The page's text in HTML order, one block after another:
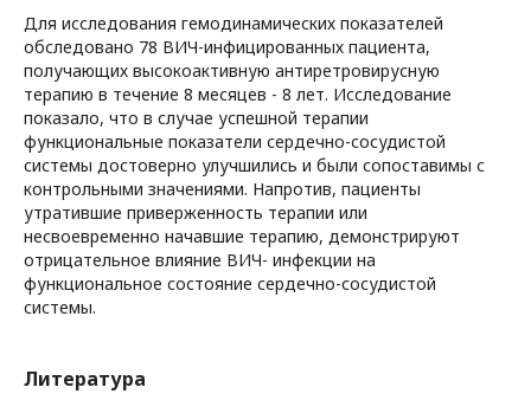
Для исследования гемодинамических показателей
обследовано 78 ВИЧ-инфицированных пациента,
получающих высокоактивную антиретровирусную
терапию в течение 8 месяцев - 8 лет. Исследование
показало, что в случае успешной терапии
функциональные показатели сердечно-сосудистой
системы достоверно улучшились и были сопоставимы с
контрольными значениями. Напротив, пациенты
утратившие приверженность терапии или
несвоевременно начавшие терапию, демонстрируют
отрицательное влияние ВИЧ- инфекции на
функциональное состояние сердечно-сосудистой
системы.
Литература